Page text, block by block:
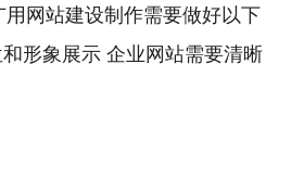
网站建设制作需要做好以下
形象展示 企业网站需要清晰